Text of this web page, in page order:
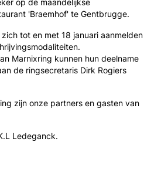
op de maandelijkse
'Braemhof' te Gentbrugge.
tot en met 18 januari aanmelden
Marnixring kunnen hun deelname
de ringsecretaris Dirk Rogiers
zijn onze partners en gasten van
Ledeganck.